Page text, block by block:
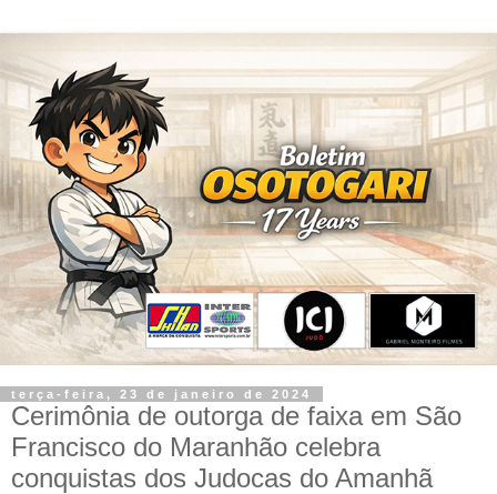
terça-feira, 23 de janeiro de 2024
Cerimônia de outorga de faixa em São
Francisco do Maranhão celebra
conquistas dos Judocas do Amanhã